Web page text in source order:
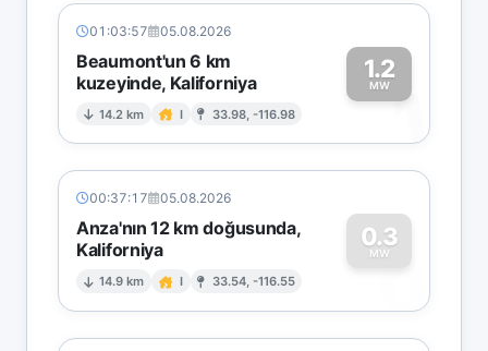
01:03:57 05.08.2026
Beaumont'un 6 km
kuzeyinde, Kaliforniya
14.2 km I 33.98, -116.98
1.2
MW1
00:37:17 05.08.2026
Anza'nın 12 km doğusunda,
Kaliforniya
14.9 km I 33.54, -116.55
0.3
MW
0